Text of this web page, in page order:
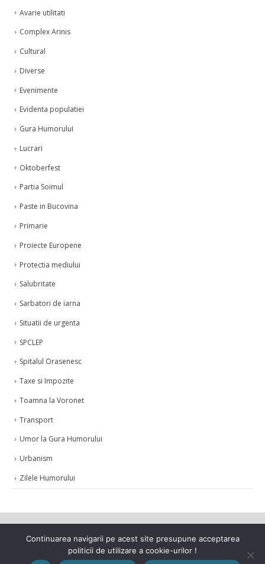
Avarie utilitati
Complex Arinis
Cultural
Diverse
Evenimente
Evidenta populatiei
Gura Humorului
Lucrari
Oktoberfest
Partia Soimul
Paste in Bucovina
Primarie
Proiecte Europene
Protectia mediului
Salubritate
Sarbatori de iarna
Situatii de urgenta
SPCLEP
Spitalul Orasenesc
Taxe si Impozite
Toamna la Voronet
Transport
Umor la Gura Humorului
Urbanism
Zilele Humorului
© Copyright 2021. Toate drepturile rezervate.
Continuarea navigarii pe acest site presupune acceptarea
politicii de utilizare a cookie-urilor !